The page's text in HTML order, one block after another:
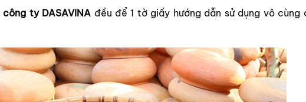
công ty DASAVINA đều để 1 tờ giấy hướng dẫn sử dụng vô cùng